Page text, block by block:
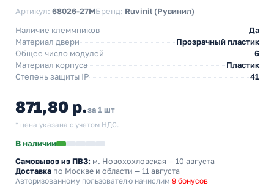
Артикул: 68026-27МБренд: Ruvinil (Рувинил)
Наличие клеммников
Да
Материал двери
Прозрачный пластик
Общее число модулей
6
Материал корпуса
Пластик
Степень защиты IP
41
871,80 р.за 1 шт
* цена указана с учетом НДС.
В наличии
Самовывоз из ПВЗ: м. Новохохловская — 10 августа
Доставка по Москве и области — 11 августа
Авторизованному пользователю начислим 9 бонусов